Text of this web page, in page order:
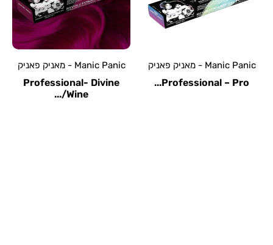
Manic Panic - מאניק פאניק
Professional- Divine
Manic Panic - מאניק פאניק
Solar
Yellow/...